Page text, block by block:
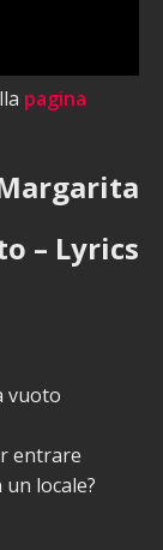
pagina
– Lyrics
vuoto
entrare
locale?